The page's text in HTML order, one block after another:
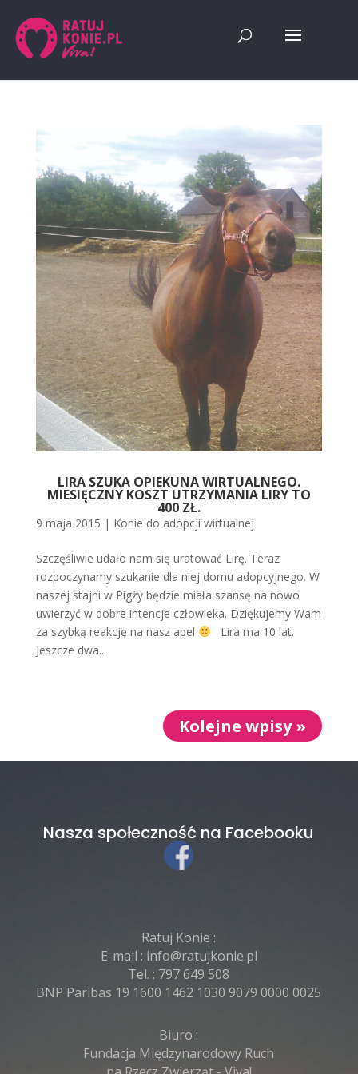
LIRA SZUKA OPIEKUNA WIRTUALNEGO.
MIESIĘCZNY KOSZT UTRZYMANIA LIRY TO
400 ZŁ.
9 maja 2015 | Konie do adopcji wirtualnej
Szczęśliwie udało nam się uratować Lirę. Teraz
rozpoczynamy szukanie dla niej domu adopcyjnego. W
naszej stajni w Pigży będzie miała szansę na nowo
uwierzyć w dobre intencje człowieka. Dziękujemy Wam
za szybką reakcję na nasz apel
Lira ma 10 lat.
Jeszcze dwa...
Kolejne wpisy »
Nasza społeczność na Facebooku
Ratuj Konie :
E-mail : info@ratujkonie.pl
Tel. : 797 649 508
BNP Paribas 19 1600 1462 1030 9079 0000 0025
Biuro :
Fundacja Międzynarodowy Ruch